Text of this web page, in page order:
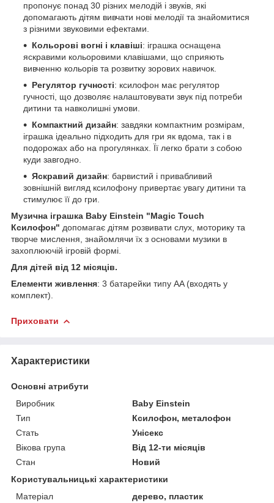
пропонує понад 30 різних мелодій і звуків, які
допомагають дітям вивчати нові мелодії та знайомитися
з різними звуковими ефектами.
Кольорові вогні і клавіші: іграшка оснащена
яскравими кольоровими клавішами, що сприяють
вивченню кольорів та розвитку зорових навичок.
Регулятор гучності: ксилофон має регулятор
гучності, що дозволяє налаштовувати звук під потреби
дитини та навколишні умови.
Компактний дизайн: завдяки компактним розмірам,
іграшка ідеально підходить для гри як вдома, так і в
подорожах або на прогулянках. Її легко брати з собою
куди завгодно.
Яскравий дизайн: барвистий і привабливий
зовнішній вигляд ксилофону привертає увагу дитини та
стимулює її до гри.
Музична іграшка Baby Einstein "Magic Touch
Ксилофон" допомагає дітям розвивати слух, моторику та
творче мислення, знайомлячи їх з основами музики в
захоплюючій ігровій формі.
Для дітей від 12 місяців.
Елементи живлення: 3 батарейки типу AA (входять у
комплект).
Приховати
Характеристики
Основні атрибути
Виробник
Baby Einstein
Тип
Ксилофон, металофон
Стать
Унісекс
Вікова група
Від 12-ти місяців
Стан
Новий
Користувальницькі характеристики
Матеріал
дерево, пластик